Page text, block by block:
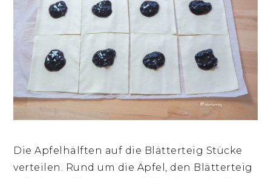
Die Apfelhälften auf die Blätterteig Stücke
verteilen. Rund um die Äpfel, den Blätterteig